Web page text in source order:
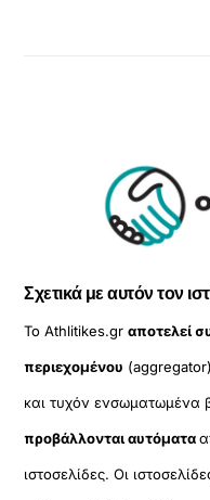
Σχετικά με αυτόν τον
Το Athlitikes.grαποτελεί
περιεχομένου
και τυχόν ενσωματωμένα
προβάλλονται αυτόματα
ιστοσελίδες. Οι